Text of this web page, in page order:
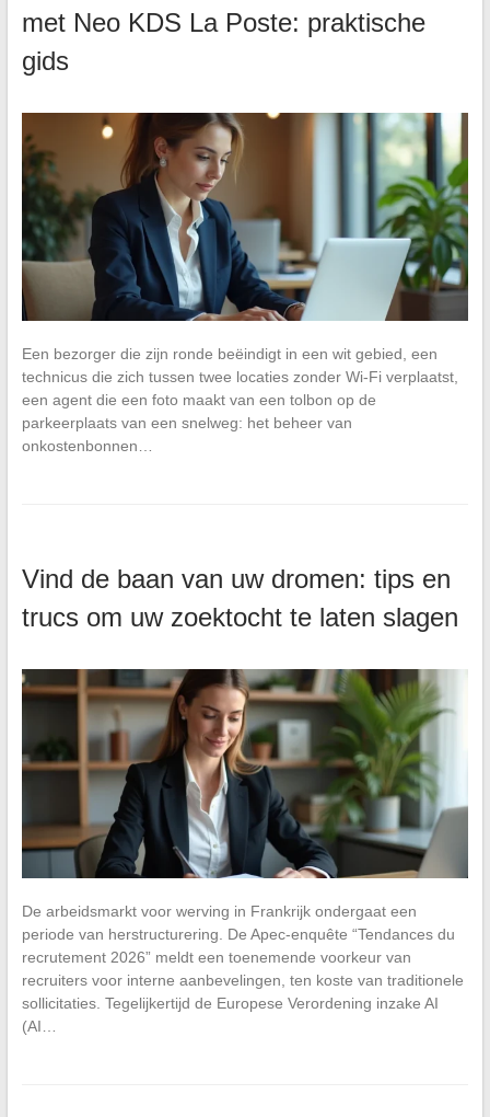
met Neo KDS La Poste: praktische
gids
Een bezorger die zijn ronde beëindigt in een wit gebied, een
technicus die zich tussen twee locaties zonder Wi-Fi verplaatst,
een agent die een foto maakt van een tolbon op de
parkeerplaats van een snelweg: het beheer van
onkostenbonnen…
Vind de baan van uw dromen: tips en
trucs om uw zoektocht te laten slagen
De arbeidsmarkt voor werving in Frankrijk ondergaat een
periode van herstructurering. De Apec-enquête “Tendances du
recrutement 2026” meldt een toenemende voorkeur van
recruiters voor interne aanbevelingen, ten koste van traditionele
sollicitaties. Tegelijkertijd de Europese Verordening inzake AI
(AI…